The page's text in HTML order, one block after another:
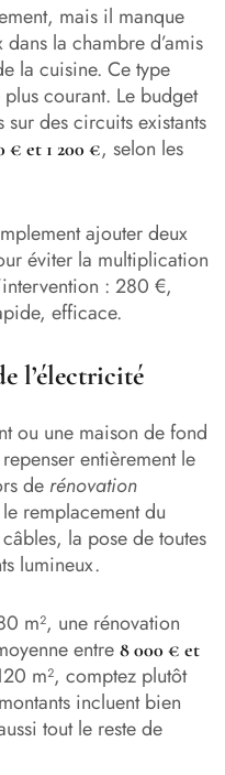
mais il manque
la chambre d’amis
la cuisine. Ce type
courant. Le budget
des circuits existants
€ et 1 200 €, selon les
ajouter deux
éviter la multiplication
: 280 €,
efficace.
l’électricité
ou une maison de fond
entièrement le
de rénovation
remplacement du
la pose de toutes
lumineux.
m², une rénovation
entre 8 000 € et
m², comptez plutôt
incluent bien
tout le reste de